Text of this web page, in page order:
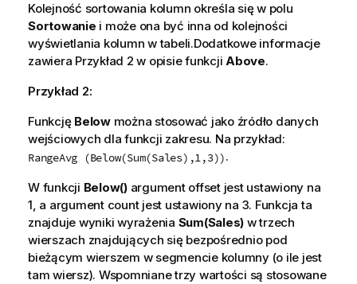
Kolejność sortowania kolumn określa się w polu
Sortowanie i może ona być inna od kolejności
wyświetlania kolumn w tabeli.Dodatkowe informacje
zawiera Przykład 2 w opisie funkcji Above.
Przykład 2:
Funkcję Belowmożna stosować jako źródło danych
wejściowych dla funkcji zakresu. Na przykład:
RangeAvg (Below(Sum(Sales),1,3)).
W funkcji Below()argument offsetjest ustawiony na
1, a argument countjest ustawiony na 3. Funkcja ta
znajduje wyniki wyrażenia Sum(Sales) w trzech
wierszach znajdujących się bezpośrednio pod
bieżącym wierszem w segmencie kolumny (o ile jest
tam wiersz). Wspomniane trzy wartości są stosowane